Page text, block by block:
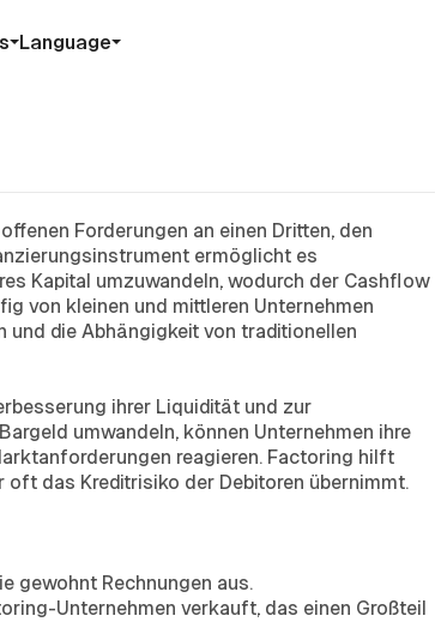
Language
Forderungen an einen Dritten, den
ermöglicht es
Kapital umzuwandeln, wodurch der Cashflow
von kleinen und mittleren Unternehmen
und die Abhängigkeit von traditionellen
ihrer Liquidität und zur
umwandeln, können Unternehmen ihre
reagieren. Factoring hilft
das Kreditrisiko der Debitoren übernimmt.
gewohnt Rechnungen aus.
Unternehmen verkauft, das einen Großteil